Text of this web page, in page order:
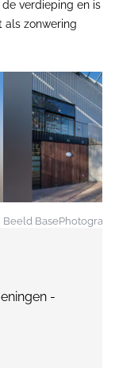
verdieping en is
als zonwering
Beeld
-